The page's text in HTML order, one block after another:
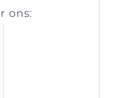
ons: